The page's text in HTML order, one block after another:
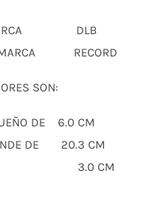
MARCA DLB
MARCA RECORD
SON:
DE 6.0 CM
DE 20.3 CM
3.0 CM